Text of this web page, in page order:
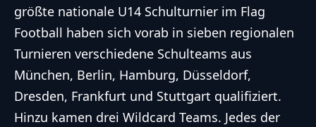
größte nationale U14 Schulturnier im Flag
Football haben sich vorab in sieben regionalen
Turnieren verschiedene Schulteams aus
München, Berlin, Hamburg, Düsseldorf,
Dresden, Frankfurt und Stuttgart qualifiziert.
Hinzu kamen drei Wildcard Teams. Jedes der